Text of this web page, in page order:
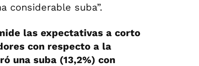
considerable suba”.
las expectativas a corto
con respecto a la
una suba (13,2%) con